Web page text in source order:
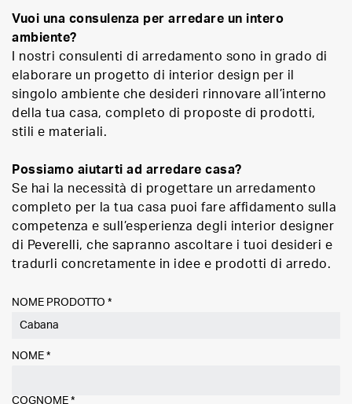
Vuoi una consulenza per arredare un intero
ambiente?
I nostri consulenti di arredamento sono in grado di
elaborare un progetto di interior design per il
singolo ambiente che desideri rinnovare all’interno
della tua casa, completo di proposte di prodotti,
stili e materiali.
Possiamo aiutarti ad arredare casa?
Se hai la necessità di progettare un arredamento
completo per la tua casa puoi fare affidamento sulla
competenza e sull’esperienza degli interior designer
di Peverelli, che sapranno ascoltare i tuoi desideri e
tradurli concretamente in idee e prodotti di arredo.
NOME PRODOTTO *
NOME *
COGNOME *